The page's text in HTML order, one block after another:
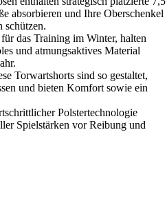
absorbieren und Ihre Oberschenkel
schützen.
das Training im Winter, halten
und atmungsaktives Material
Torwartshorts sind so gestaltet,
und bieten Komfort sowie ein
Polstertechnologie
Spielstärken vor Reibung und